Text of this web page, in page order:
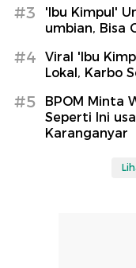
#3
'Ibu Kimpul'
umbian, Bisa
#4
Viral 'Ibu
Lokal, Karbo
#5
BPOM Minta
Seperti Ini
Karanganyar